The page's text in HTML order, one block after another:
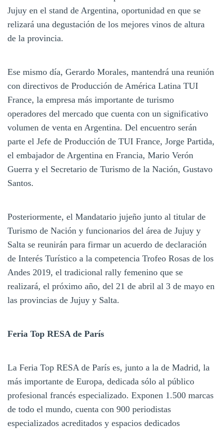
Jujuy en el stand de Argentina, oportunidad en que se
relizará una degustación de los mejores vinos de altura
de la provincia.
Ese mismo día, Gerardo Morales, mantendrá una reunión
con directivos de Producción de América Latina TUI
France, la empresa más importante de turismo
operadores del mercado que cuenta con un significativo
volumen de venta en Argentina. Del encuentro serán
parte el Jefe de Producción de TUI France, Jorge Partida,
el embajador de Argentina en Francia, Mario Verón
Guerra y el Secretario de Turismo de la Nación, Gustavo
Santos.
Posteriormente, el Mandatario jujeño junto al titular de
Turismo de Nación y funcionarios del área de Jujuy y
Salta se reunirán para firmar un acuerdo de declaración
de Interés Turístico a la competencia Trofeo Rosas de los
Andes 2019, el tradicional rally femenino que se
realizará, el próximo año, del 21 de abril al 3 de mayo en
las provincias de Jujuy y Salta.
Feria Top RESA de París
La Feria Top RESA de París es, junto a la de Madrid, la
más importante de Europa, dedicada sólo al público
profesional francés especializado. Exponen 1.500 marcas
de todo el mundo, cuenta con 900 periodistas
especializados acreditados y espacios dedicados